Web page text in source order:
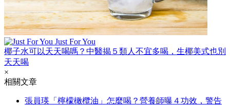
Just For You
椰子水可以天天喝嗎？中醫揭５類人不宜多喝，生椰美式也別
天天喝
×
相關文章
張員瑛「檸檬橄欖油」怎麼喝？營養師曝４功效，警告